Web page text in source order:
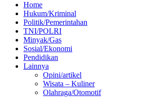
Home
Hukum/Kriminal
Politik/Pemerintahan
TNI/POLRI
Minyak/Gas
Sosial/Ekonomi
Pendidikan
Lainnya
Opini/artikel
Wisata – Kuliner
Olahraga/Otomotif